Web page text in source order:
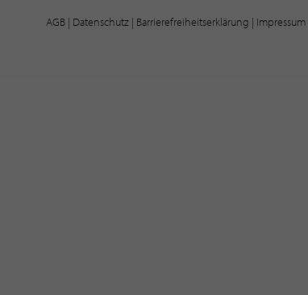
AGB | Datenschutz | Barrierefreiheitserklärung | Impressum